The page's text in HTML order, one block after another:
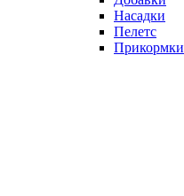
Насадки
Пелетс
Прикормки